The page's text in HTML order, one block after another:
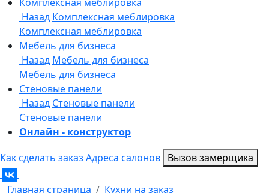
Онлайн - конструктор
Как сделать заказ Адреса салонов Вызов замерщика
Главная страница Кухни на заказ